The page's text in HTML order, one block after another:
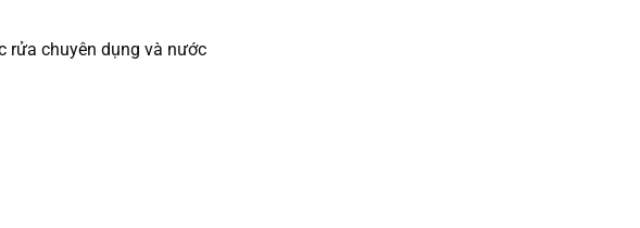
rửa chuyên dụng và nước